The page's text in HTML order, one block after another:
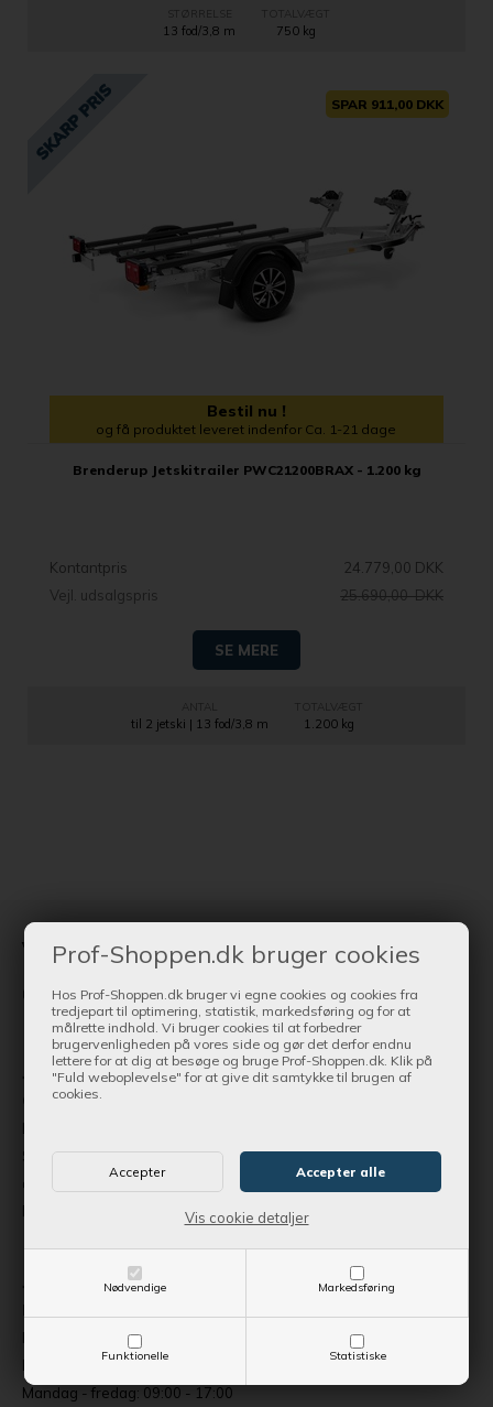
Prof-Shoppen.dk bruger cookies
Hos Prof-Shoppen.dk bruger vi egne cookies og cookies fra
tredjepart til optimering, statistik, markedsføring og for at
målrette indhold. Vi bruger cookies til at forbedrer
brugervenligheden på vores side og gør det derfor endnu
lettere for at dig at besøge og bruge Prof-Shoppen.dk. Klik på
"Fuld weboplevelse" for at give dit samtykke til brugen af
cookies.
Nødvendige Markedsføring
Funktionelle Statistiske
Vis cookie detaljer
STØRRELSE
13 fod/3,8 m
TOTALVÆGT
750 kg
SPAR 911,00 DKK
Bestil nu !
og få produktet leveret indenfor Ca. 1-21 dage
Brenderup Jetskitrailer PWC21200BRAX - 1.200 kg
Kontantpris
24.779,00 DKK
Vejl. udsalgspris
25.690,00 DKK
SE MERE
til 2 jetski | 13 fod/3,8 m
TOTALVÆGT
1.200 kg
Vi har altid en afdeling nær
dig
Jylland - Esbjerg
Øresundsvej 7, 6715 Esbjerg N.
Butikssalg og trailerudstilling samt Skov, Park og Have
Stort web- og reservedelslager | Husqvarna kan ikke afhentes på
adressen
Mandag - fredag: 09:00 - 17:00
Jylland - Randers
Butikssalg og værksted til Trailere | Stor Skov, Park og Have center
Begrænset udvalg af reservedele og tilbehør
Mandag - fredag: 09:00 - 17:00